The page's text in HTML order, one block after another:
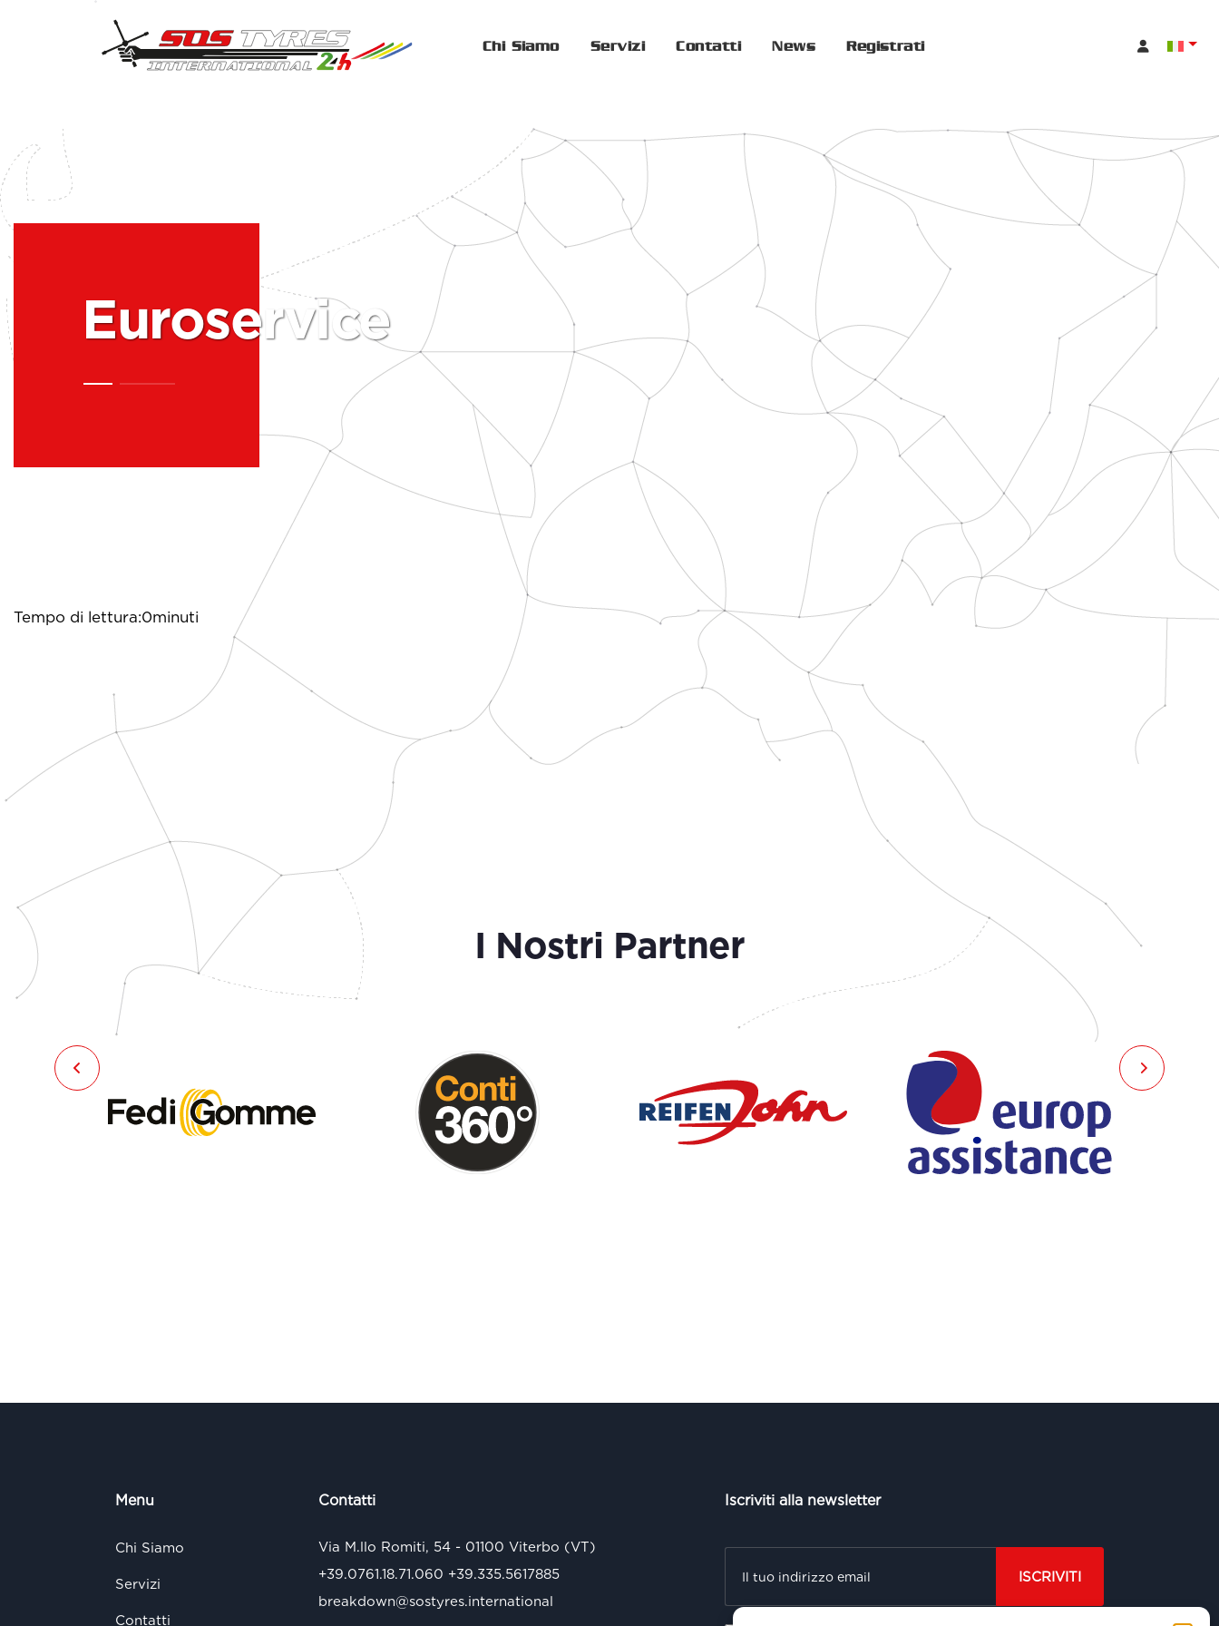
Chi Siamo Servizi Contatti News Registrati
Euroservice
Tempo di lettura:0minuti
I Nostri Partner
Menu
Chi Siamo
Servizi
Contatti
Contatti
Via M.llo Romiti, 54 - 01100 Viterbo (VT)
+39.0761.18.71.060 +39.335.5617885
breakdown@sostyres.international
Iscriviti alla newsletter